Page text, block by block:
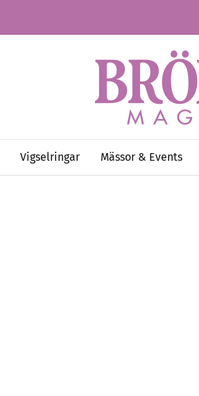
Vigselringar Mässor & Events